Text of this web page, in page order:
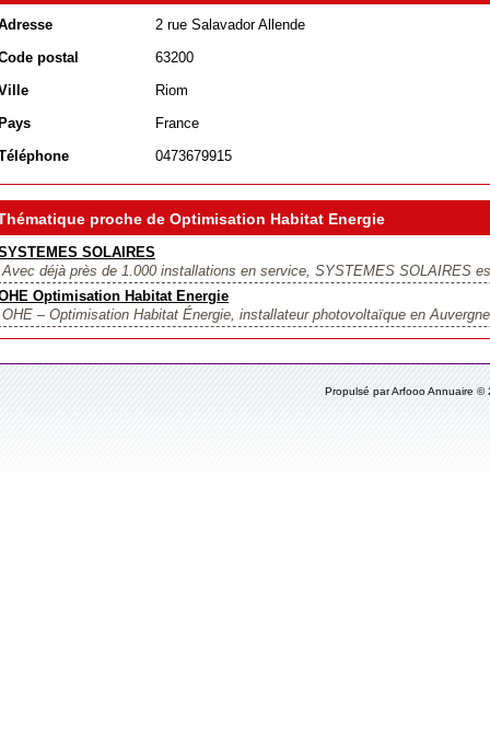
2 rue Salavador Allende
postal
63200
Riom
France
0473679915
proche de Optimisation Habitat Energie
SOLAIRES
Avec déjà près de 1.000 installations en service, SYSTEMES SOLAIRES
Optimisation Habitat Energie
OHE – Optimisation Habitat Énergie, installateur photovoltaïque en
Propulsé par Arfooo